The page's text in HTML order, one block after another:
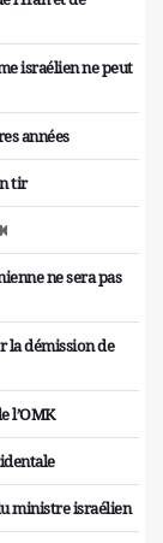
israélien ne peut
années
tir
ne sera pas
la démission de
l’OMK
ministre israélien